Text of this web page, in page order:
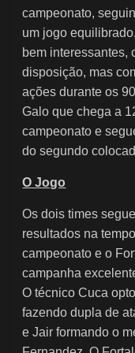
campeonato,
um jogo
bem interessantes,
disposição, mas
ações durante os
Galo que chega a
campeonato e
do segundo
O Jogo
Os dois times
resultados na
campeonato e o
campanha
O técnico Cuca
fazendo dupla de
e Jair formando o